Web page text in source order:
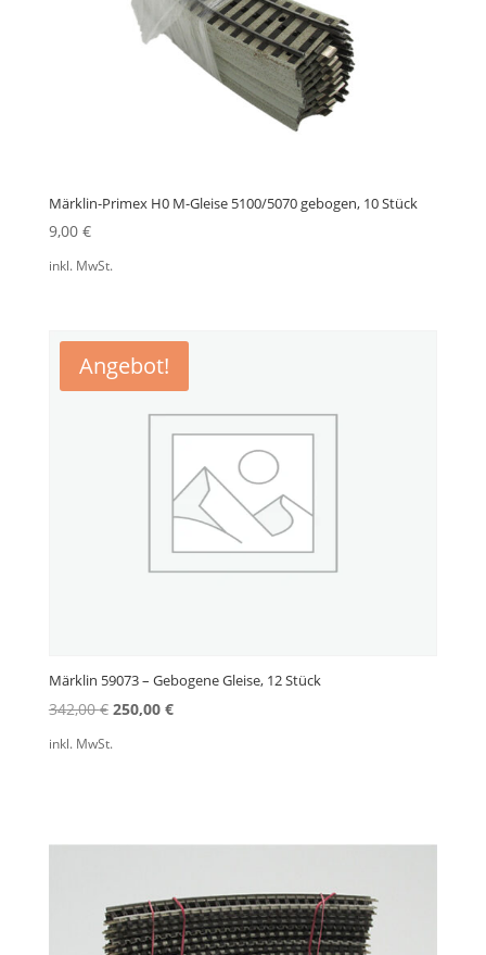
Märklin-Primex H0 M-Gleise 5100/5070 gebogen, 10 Stück
9,00 €
inkl. MwSt.
Angebot!
Märklin 59073 – Gebogene Gleise, 12 Stück
342,00€ Ursprünglicher
250,00 €Aktueller
inkl. MwSt.